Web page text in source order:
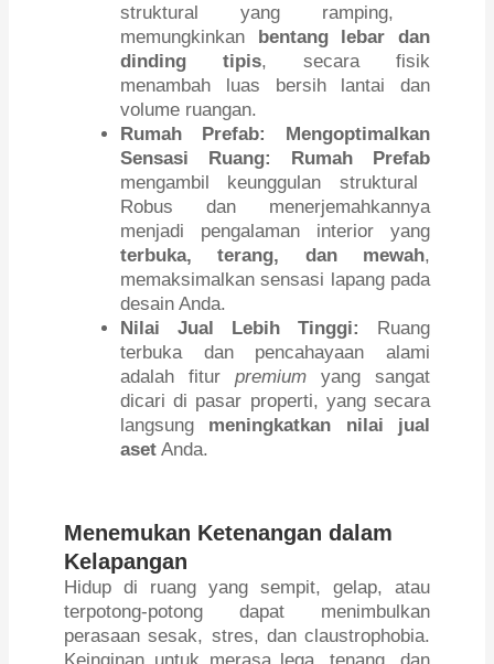
struktural yang ramping,
memungkinkan bentang lebar dan
dinding tipis, secara fisik
menambah luas bersih lantai dan
volume ruangan.
Rumah Prefab: Mengoptimalkan
Sensasi Ruang:
Rumah Prefab
mengambil keunggulan struktural
Robus dan menerjemahkannya
menjadi pengalaman interior yang
terbuka, terang, dan mewah,
memaksimalkan sensasi lapang pada
desain Anda.
Nilai Jual Lebih Tinggi:
Ruang
terbuka dan pencahayaan alami
adalah fitur premium yang sangat
dicari di pasar properti, yang secara
langsung meningkatkan nilai jual
aset Anda.
Menemukan Ketenangan dalam
Kelapangan
Hidup di ruang yang sempit, gelap, atau
terpotong-potong dapat menimbulkan
perasaan sesak, stres, dan claustrophobia.
Keinginan untuk merasa lega, tenang, dan